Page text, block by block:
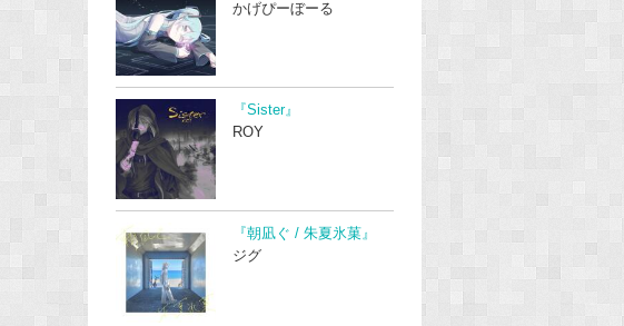
かげぴーぼーる
『Sister』
ROY
『朝凪ぐ / 朱夏氷菓』
ジグ